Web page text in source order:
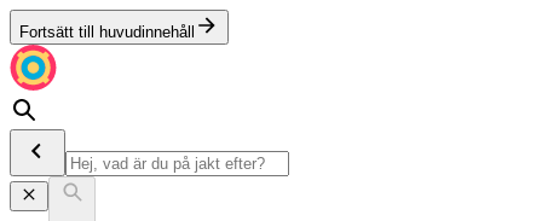
Fortsätt till huvudinnehåll